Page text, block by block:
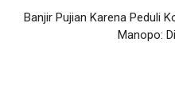
Banjir Pujian Karena Peduli
Manopo: